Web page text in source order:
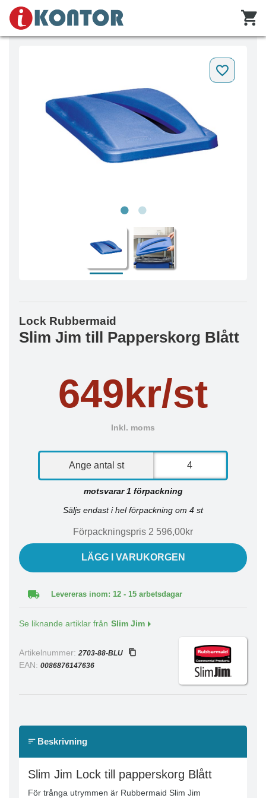
Lock Rubbermaid
Slim Jim till Papperskorg Blått
649kr/st
Inkl. moms
Ange antal st
motsvarar 1 förpackning
Säljs endast i hel förpackning om 4 st
Förpackningspris 2 596,00kr
LÄGG I VARUKORGEN
Levereras inom: 12 - 15 arbetsdagar
Se liknande artiklar från Slim Jim
Artikelnummer: 2703-88-BLU
EAN: 0086876147636
Beskrivning
Slim Jim Lock till papperskorg Blått
För trånga utrymmen är Rubbermaid Slim Jim